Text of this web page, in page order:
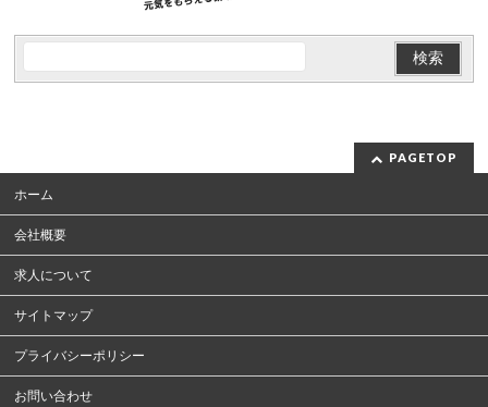
PAGETOP
ホーム
会社概要
求人について
サイトマップ
プライバシーポリシー
お問い合わせ